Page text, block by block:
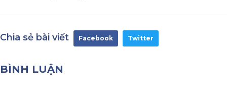
Chia sẻ bài viết Facebook Twitter
BÌNH LUẬN